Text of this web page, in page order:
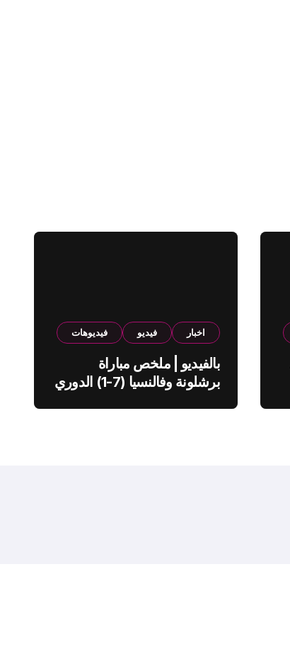
اخبار فيديو فيديوهات
بالفيديو | ملخص مباراة
برشلونة وفالنسيا (7-1) الدوري